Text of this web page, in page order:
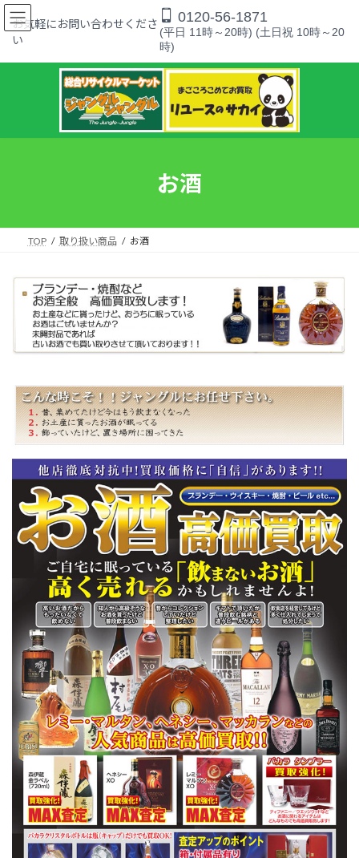
コ
ン
ッ
ナ
ビ
移
お気軽にお問い合わせくださ
い
0120-56-1871
(平日 11時～20時) (土日祝 10時～20
時)
お酒
TOP 取り扱い商品 お酒